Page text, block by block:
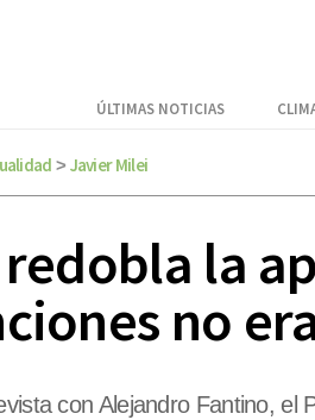
ÚLTIMAS NOTICIAS
> Javier Milei
la
no
con Alejandro Fantino, el